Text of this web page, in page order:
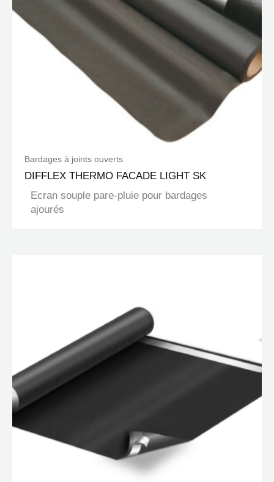
Bardages à joints ouverts
DIFFLEX THERMO FACADE LIGHT SK
Ecran souple pare-pluie pour bardages
ajourés